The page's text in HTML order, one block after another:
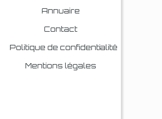
Annuaire
Contact
Politique de confidentialité
Mentions légales